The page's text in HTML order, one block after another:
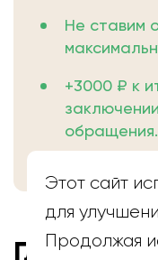
Не ставим
+3000 ₽ к
обращения.
Где
Этот сайт
для
Продолжая